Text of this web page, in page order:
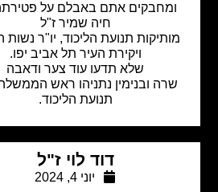
ומחבקים אתם באבלם על פטירתה של
חיה שמיר ז"ל
תנועת הליכוד, יו"ר נשות הליכוד
ויקירת העיר תל אביב יפו.
שלא תדעו עוד צער ודאבה
ובנימין נתניהו ראש הממשלה ויו"ר
תנועת הליכוד.
דוד לוי ז"ל